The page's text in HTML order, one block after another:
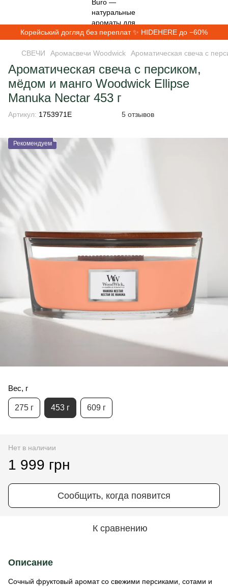
Корейський догляд без переплат ✨ HIDEHERE до −60%
СВЕЧИ Аромасвечи Woodwick Ароматическая свеча с
Ароматическая свеча с персиком,
мёдом и манго Woodwick Ellipse
Manuka Nectar 453 г
Артикул: 1753971E 5 отзывов
Рекомендуем
Вес, г
275 г 453 г 609 г
Нет в наличии
1 999 грн
Сообщить, когда появится
К сравнению
Описание
Сочный фруктовый аромат со свежими персиками, сотами и